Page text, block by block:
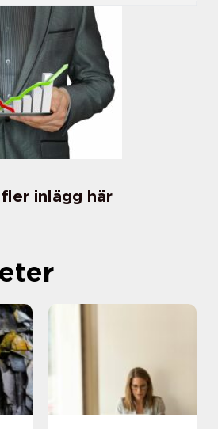
fler inlägg här